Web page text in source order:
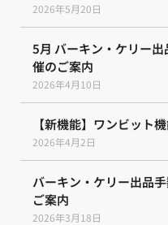
2026年5月20日
5月 バーキン・ケリー
催のご案内
2026年4月10日
【新機能】ワンビット
2026年4月2日
バーキン・ケリー出品
ご案内
2026年3月18日